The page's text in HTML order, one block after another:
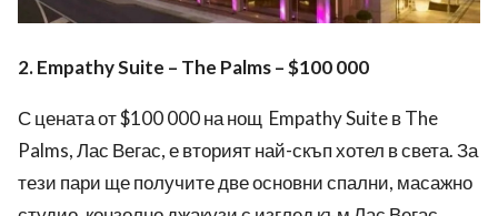
2. Empathy Suite – The Palms – $100 000
Сцената от $100 000 на нощ Empathy Suite в The
Palms, Лас Вегас, е вторият най-скъп хотел в света.За
тези пари ще получите две основни спални, масажно